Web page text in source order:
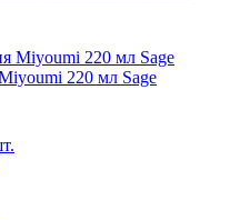
220 мл Sage